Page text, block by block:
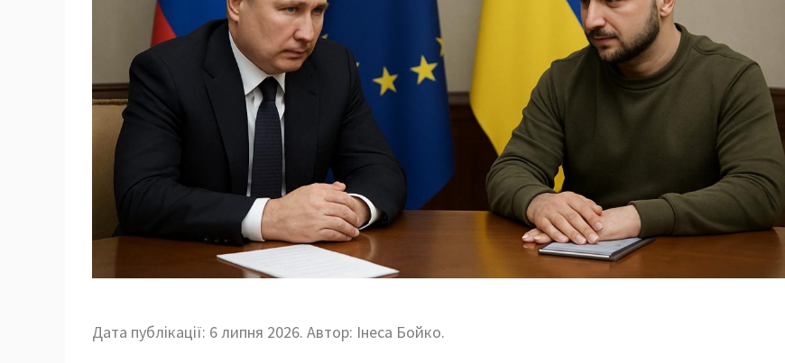
Дата публікації: 6 липня 2026. Автор: Інеса Бойко.